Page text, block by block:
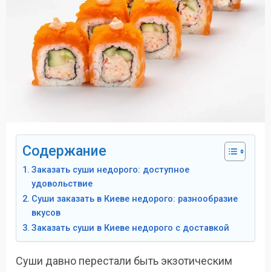
Содержание
Заказать суши недорого: доступное
удовольствие
Суши заказать в Киеве недорого: разнообразие
вкусов
Заказать суши в Киеве недорого с доставкой
Суши давно перестали быть экзотическим